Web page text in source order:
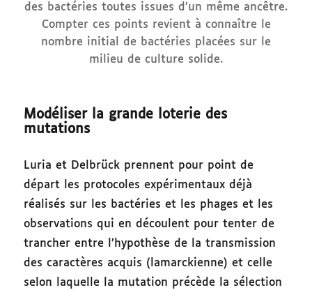
des bactéries toutes issues d’un même ancêtre.
Compter ces points revient à connaître le
nombre initial de bactéries placées sur le
milieu de culture solide.
Modéliser la grande loterie des
mutations
Luria et Delbrück prennent pour point de
départ les protocoles expérimentaux déjà
réalisés sur les bactéries et les phages et les
observations qui en découlent pour tenter de
trancher entre l’hypothèse de la transmission
des caractères acquis (lamarckienne) et celle
selon laquelle la mutation précède la sélection